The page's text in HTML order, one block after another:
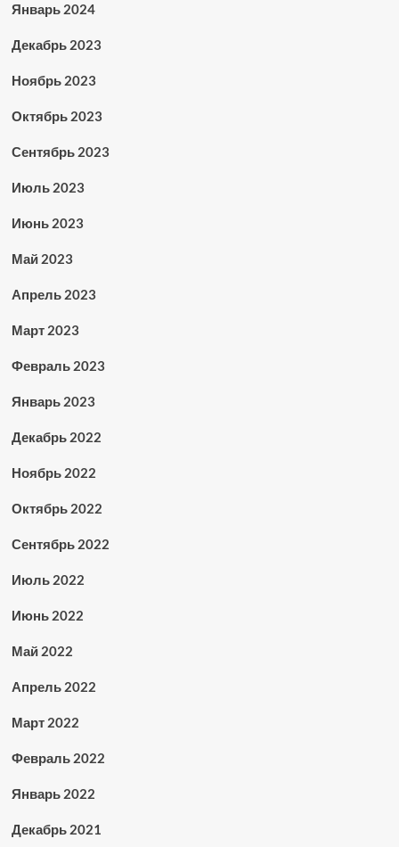
Январь 2024
Декабрь 2023
Ноябрь 2023
Октябрь 2023
Сентябрь 2023
Июль 2023
Июнь 2023
Май 2023
Апрель 2023
Март 2023
Февраль 2023
Январь 2023
Декабрь 2022
Ноябрь 2022
Октябрь 2022
Сентябрь 2022
Июль 2022
Июнь 2022
Май 2022
Апрель 2022
Март 2022
Февраль 2022
Январь 2022
Декабрь 2021